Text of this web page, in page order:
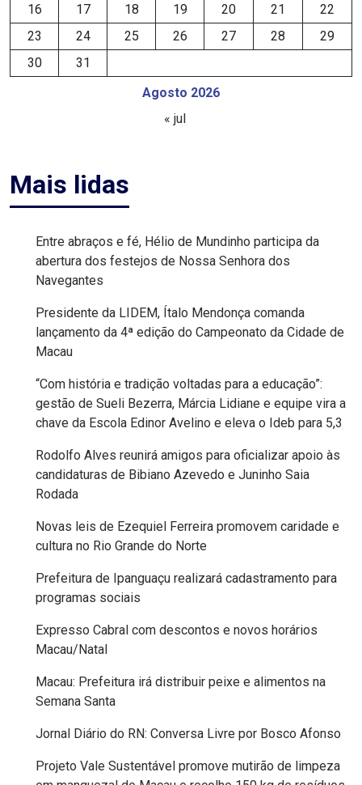
EMANCIPAÇÃO
DE
EMPREENDIMENTO
ENTREVISTA
ESPORTE
EVENTOS
FAKE
NEWS
FANEX
FESTA
DAS
CRIANÇAS
FESTA
DO
SAL
2025
FINANCEIRO
FOLIA
Agosto 2026
16
17 18 19 20 21
22
23
24 25 26 27 28
29
30
31
« jul
Mais lidas
Entre abraços e fé, Hélio de Mundinho participa da
abertura dos festejos de Nossa Senhora dos
Navegantes
Presidente da LIDEM, Ítalo Mendonça comanda
lançamento da 4ª edição do Campeonato da Cidade de
Macau
“Com história e tradição voltadas para a educação”:
gestão de Sueli Bezerra, Márcia Lidiane e equipe vira a
chave da Escola Edinor Avelino e eleva o Ideb para 5,3
Rodolfo Alves reunirá amigos para oficializar apoio às
candidaturas de Bibiano Azevedo e Juninho Saia
Rodada
Novas leis de Ezequiel Ferreira promovem caridade e
cultura no Rio Grande do Norte
Prefeitura de Ipanguaçu realizará cadastramento para
programas sociais
Expresso Cabral com descontos e novos horários
Macau/Natal
Macau: Prefeitura irá distribuir peixe e alimentos na
Semana Santa
Jornal Diário do RN: Conversa Livre por Bosco Afonso
Projeto Vale Sustentável promove mutirão de limpeza